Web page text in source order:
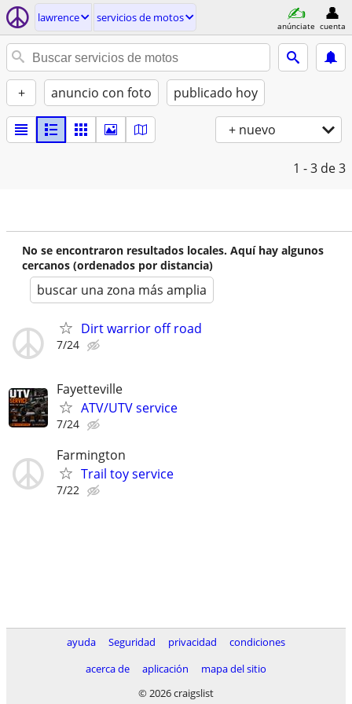
lawrence servicios de motos
anúnciate cuenta
+ anuncio con foto publicado hoy
+ nuevo
1 - 3 de 3
No se encontraron resultados locales. Aquí hay algunos
cercanos (ordenados por distancia)
buscar una zona más amplia
Dirt warrior off road
7/24
Fayetteville
ATV/UTV service
7/24
Farmington
Trail toy service
7/22
ayuda Seguridad privacidad
condiciones
acerca de
aplicación
mapa del sitio
© 2026 craigslist